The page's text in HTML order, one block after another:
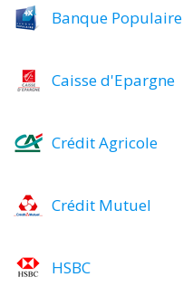
Banque Populaire
Caisse d'Epargne
Crédit Agricole
Crédit Mutuel
HSBC